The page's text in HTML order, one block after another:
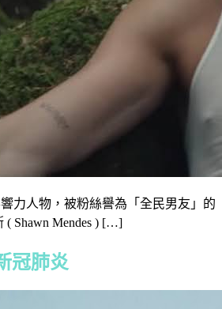
力人物，被粉絲譽為「全民男友」的
( Shawn Mendes ) […]
冠肺炎